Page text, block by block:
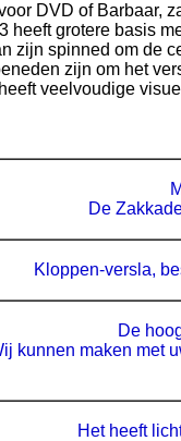
DVD of Barbaar,
heeft grotere basis
zijn spinned om de
zijn om het
veelvoudige
De
Kloppen-versla,
De
kunnen maken met
Het heeft